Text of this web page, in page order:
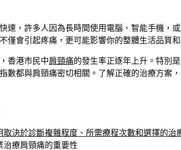
速，許多人因為長時間使用電腦、智能手機，
僅會引起疼痛，更可能影響你的整體生活品質和
香港市民中肩頸痛的發生率正逐年上升。特別
數都與肩頸痛密切相關。了解正確的治療方案
取決於診斷複雜程度、所需療程次數和選擇的治
治療肩頸痛的重要性